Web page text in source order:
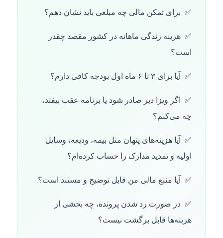
برای تمکن مالی چه مبلغی باید نشان دهم؟
هزینه زندگی ماهانه در کشور مقصد چقدر
است؟
آیا برای ۳ تا ۶ ماه اول بودجه کافی دارم؟
اگر ویزا دیر صادر شود یا برنامه عقب بیفتد،
چه می‌کنم؟
آیا هزینه‌های پنهان مثل بیمه، ودیعه، وسایل
اولیه و تمدید مدارک را حساب کرده‌ام؟
آیا منبع مالی من قابل توضیح و مستند است؟
در صورت رد شدن پرونده، چه بخشی از
هزینه‌ها قابل برگشت نیست؟